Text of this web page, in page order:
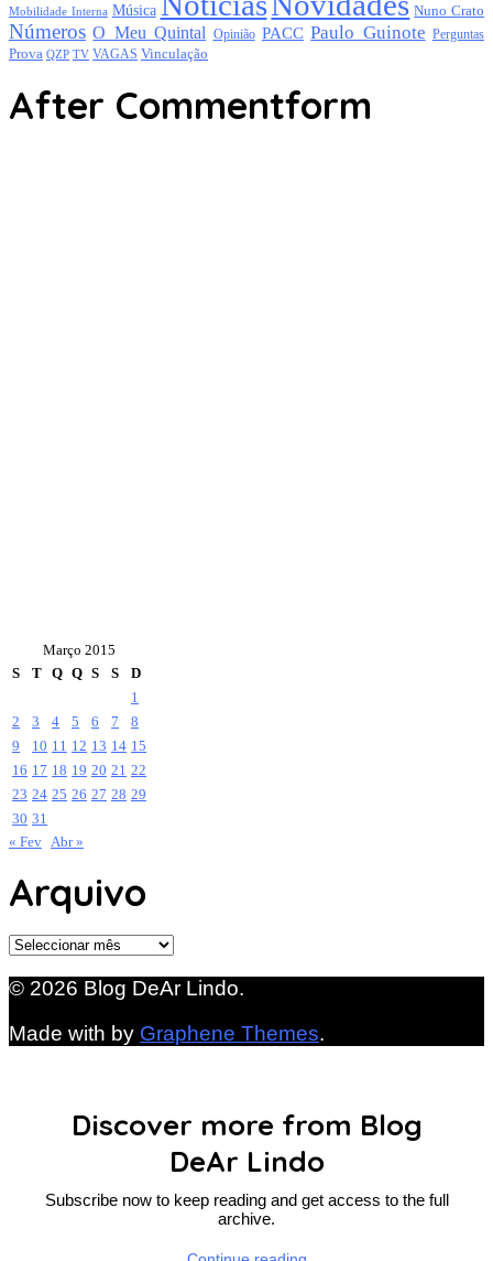
Mobilidade Interna Música Nuno Crato
Números O Meu Quintal Opinião PACC Paulo Guinote Perguntas
Prova QZP TV VAGAS Vinculação
After Commentform
Março 2015
S
T Q Q S S
D
1
2
3 4 5 6 7
8
9
10 11 12 13 14 15
16 17 18 19 20 21 22
23 24 25 26 27 28 29
30 31
« Fev Abr »
Arquivo
Arquivo
© 2026 Blog DeAr Lindo.
Made with by Graphene Themes.
Discover more from Blog
DeAr Lindo
Subscribe now to keep reading and get access to the full
archive.